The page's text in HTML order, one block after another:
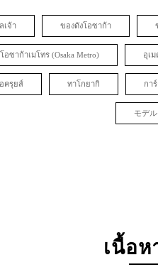
เจ้า ของดังโอซาก้า
โอซาก้าเมโทร (Osaka Metro) อุเม
ครุยส์ ทาโกยากิ กา
モデ
เนื้อ